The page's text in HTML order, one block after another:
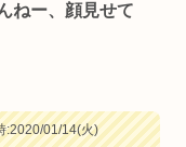
ねー、顔見せて
:2020/01/14(火)